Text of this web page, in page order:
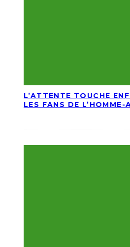
L’ATTENTE TOUCHE
LES FANS DE L’HOMME-